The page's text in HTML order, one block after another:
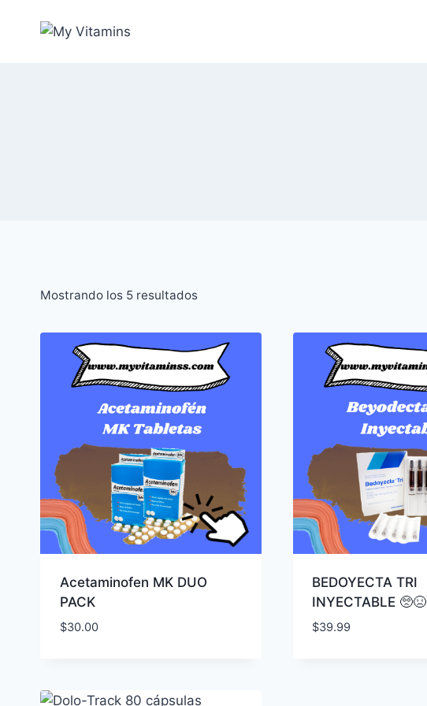
Mostrando los 5 resultados
Acetaminofen MK DUO
PACK
$30.00
BEDOYECTA TRI
INYECTABLE 🥺😣
$39.99